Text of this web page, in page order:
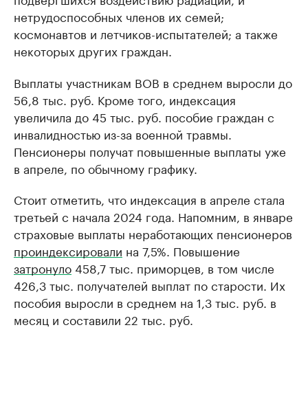
нетрудоспособных членов их семей;
космонавтов и летчиков-испытателей; а также
некоторых других граждан.
Выплаты участникам ВОВ в среднем выросли до
56,8 тыс. руб. Кроме того, индексация
увеличила до 45 тыс. руб. пособие граждан с
инвалидностью из-за военной травмы.
Пенсионеры получат повышенные выплаты уже
в апреле, по обычному графику.
Стоит отметить, что индексация в апреле стала
третьей с начала 2024 года. Напомним, в январе
страховые выплаты неработающих пенсионеров
проиндексировали на 7,5%. Повышение
затронуло458,7 тыс. приморцев, в том числе
426,3 тыс. получателей выплат по старости. Их
пособия выросли в среднем на 1,3 тыс. руб. в
месяц и составили 22 тыс. руб.